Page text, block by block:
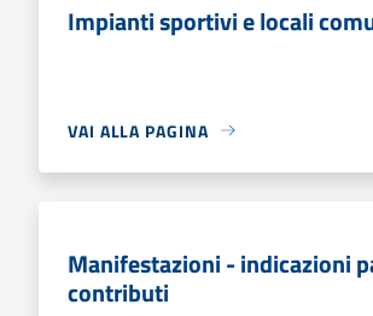
Impianti sportivi e locali
VAI ALLA PAGINA
Manifestazioni - indicazioni
contributi